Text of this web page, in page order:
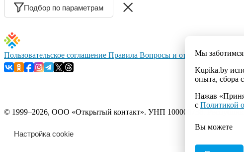
Подбор по параметрам
Мы
Kupika.by
опыта, сбора
Нажав
с Политикой
Вы можете
Пользовательское соглашение Правила Вопросы и ответыКонтакты
© 1999–2026, ООО «Открытый контакт». УНП 100008738.
Настройка cookie